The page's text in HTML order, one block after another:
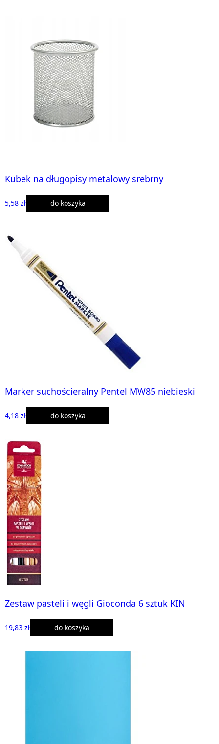
Kubek na długopisy metalowy srebrny
5,58 zł do koszyka
Marker suchościeralny Pentel MW85 niebieski
4,18 zł do koszyka
Zestaw pasteli i węgli Gioconda 6 sztuk KIN
19,83 zł do koszyka